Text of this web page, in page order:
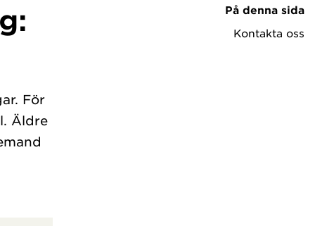
På denna sida
Kontakta oss
För
Äldre